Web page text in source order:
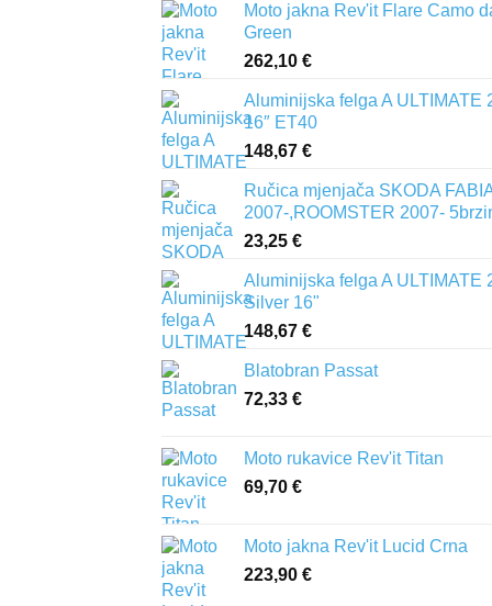
Moto jakna Rev'it Flare Camo
Green
262,10 €
Aluminijska felga A ULTIMATE
16″ ET40
148,67 €
Ručica mjenjača SKODA FABIA
2007-,ROOMSTER 2007-
23,25 €
Aluminijska felga A ULTIMATE
Silver 16"
148,67 €
Blatobran Passat
72,33 €
Moto rukavice Rev'it Titan
69,70 €
Moto jakna Rev'it Lucid Crna
223,90 €